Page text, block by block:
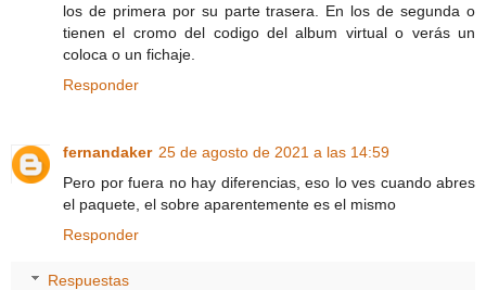
los de primera por su parte trasera. En los de segunda o
tienen el cromo del codigo del album virtual o verás un
coloca o un fichaje.
Responder
fernandaker 25 de agosto de 2021 a las 14:59
Pero por fuera no hay diferencias, eso lo ves cuando abres
el paquete, el sobre aparentemente es el mismo
Responder
Respuestas